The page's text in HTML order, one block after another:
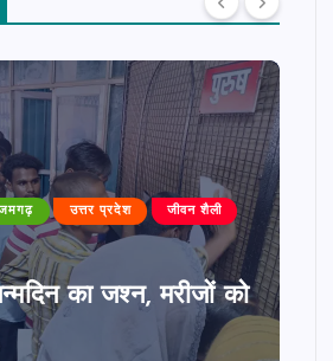
उत्तर प्रदेश जीवन शैली
का जश्न, मरीजों को